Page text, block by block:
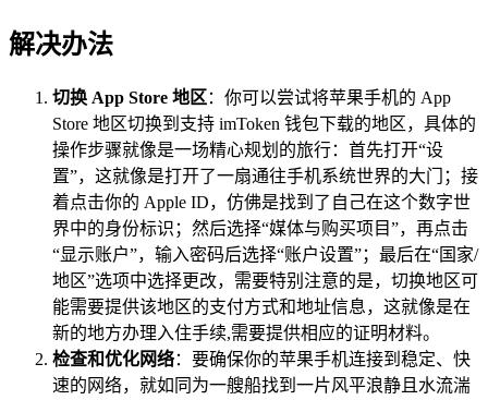
解决办法
切换 App Store 地区 ：你可以尝试将苹果手机的 App
Store 地区切换到支持 imToken 钱包下载的地区，具体的
操作步骤就像是一场精心规划的旅行：首先打开“设
置”，这就像是打开了一扇通往手机系统世界的大门；接
着点击你的 Apple ID，仿佛是找到了自己在这个数字世
界中的身份标识；然后选择“媒体与购买项目”，再点击
“显示账户”，输入密码后选择“账户设置”；最后在“国家/
地区”选项中选择更改，需要特别注意的是，切换地区可
能需要提供该地区的支付方式和地址信息，这就像是在
新的地方办理入住手续,需要提供相应的证明材料。
检查和优化网络：要确保你的苹果手机连接到稳定、快
速的网络，就如同为一艘船找到一片风平浪静且水流湍